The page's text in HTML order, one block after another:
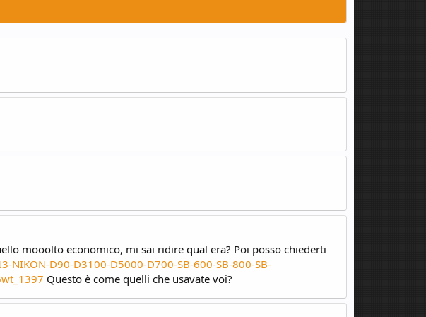
mooolto economico, mi sai ridire qual era? Poi posso chiederti
NIKON-D90-D3100-D5000-D700-SB-600-SB-800-SB-
Questo è come quelli che usavate voi?